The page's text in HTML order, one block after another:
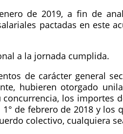
de 2019, a fin de
pactadas en este
a la jornada cumplida.
de carácter general
hubieren otorgado
los importes
de febrero de 2018 y los
colectivo, cualquiera